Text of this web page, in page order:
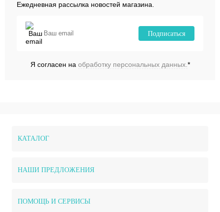
Ежедневная рассылка новостей магазина.
Подписаться
Я согласен на обработку персональных данных.*
КАТАЛОГ
НАШИ ПРЕДЛОЖЕНИЯ
ПОМОЩЬ И СЕРВИСЫ